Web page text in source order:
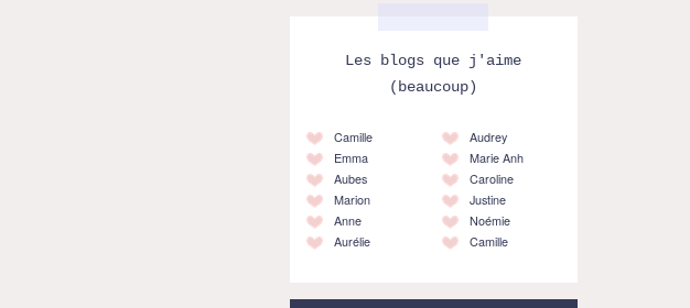
Les blogs que j'aime
(beaucoup)
Camille
Emma
Aubes
Marion
Anne
Aurélie
Audrey
Marie Anh
Caroline
Justine
Noémie
Camille